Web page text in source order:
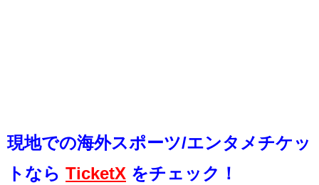
現地での海外スポーツ/エンタメチケッ
トなら TicketX をチェック！